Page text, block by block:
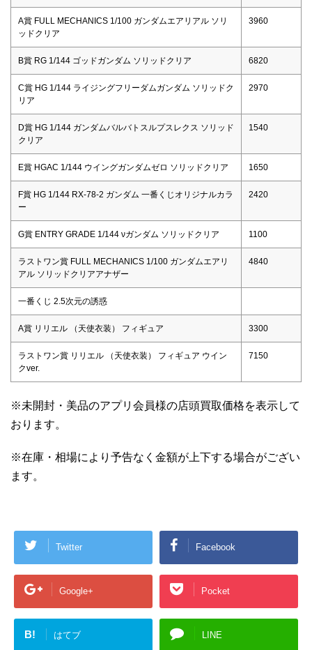
A賞 FULL MECHANICS 1/100 ガンダムエアリアル ソリ
ッドクリア
3960
B賞 RG 1/144 ゴッドガンダム ソリッドクリア 6820
C賞 HG 1/144 ライジングフリーダムガンダム ソリッドク
リア
2970
D賞 HG 1/144 ガンダムバルバトスルプスレクス ソリッド
クリア
1540
E賞 HGAC 1/144 ウイングガンダムゼロ ソリッドクリア 1650
F賞 HG 1/144 RX-78-2 ガンダム 一番くじオリジナルカラ
ー
2420
G賞 ENTRY GRADE 1/144 νガンダム ソリッドクリア 1100
ラストワン賞 FULL MECHANICS 1/100 ガンダムエアリ
アル ソリッドクリアアナザー
4840
一番くじ 2.5次元の誘惑
A賞 リリエル （天使衣装） フィギュア 3300
ラストワン賞 リリエル （天使衣装） フィギュア ウイン
クver.
7150
※未開封・美品のアプリ会員様の店頭買取価格を表示して
おります。
※在庫・相場により予告なく金額が上下する場合がござい
ます。
Twitter Facebook
Google+ Pocket
B! はてブ LINE